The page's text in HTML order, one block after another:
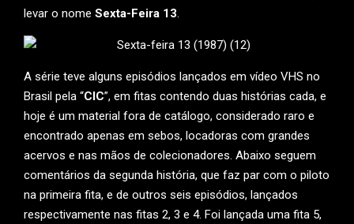
levar o nome Sexta-Feira 13.
A série teve alguns episódios lançados em vídeo VHS no
Brasil pela “CIC”, em fitas contendo duas histórias cada, e
hoje é um material fora de catálogo, considerado raro e
encontrado apenas em sebos, locadoras com grandes
acervos e nas mãos de colecionadores. Abaixo seguem
comentários da segunda história, que faz par com o piloto
na primeira fita, e de outros seis episódios, lançados
respectivamente nas fitas 2, 3 e 4. Foi lançada uma fita 5,